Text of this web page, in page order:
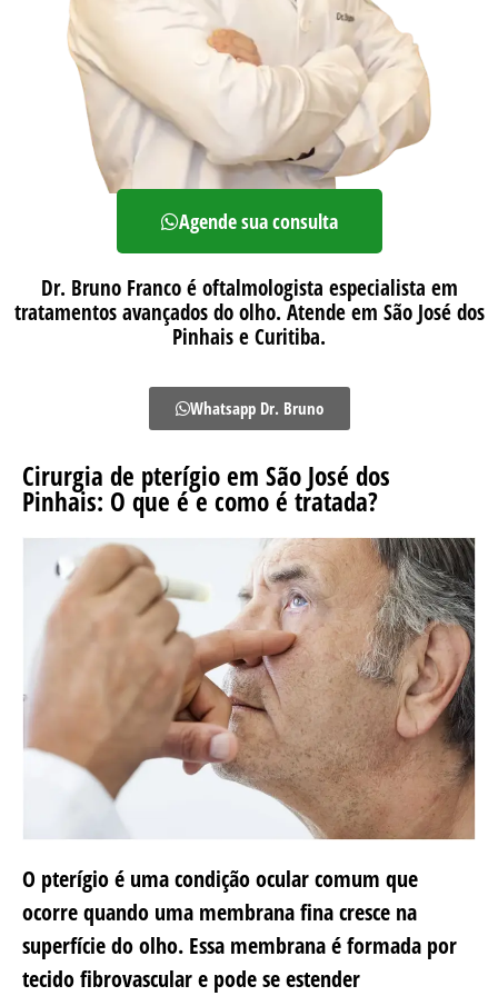
Agende sua consulta
Dr. Bruno Franco é oftalmologista especialista em
tratamentos avançados do olho. Atende em São José dos
Pinhais e Curitiba.
Whatsapp Dr. Bruno
Cirurgia de pterígio em São José dos
Pinhais: O que é e como é tratada?
O pterígio é uma condição ocular comum que
ocorre quando uma membrana fina cresce na
superfície do olho. Essa membrana é formada por
tecido fibrovascular e pode se estender